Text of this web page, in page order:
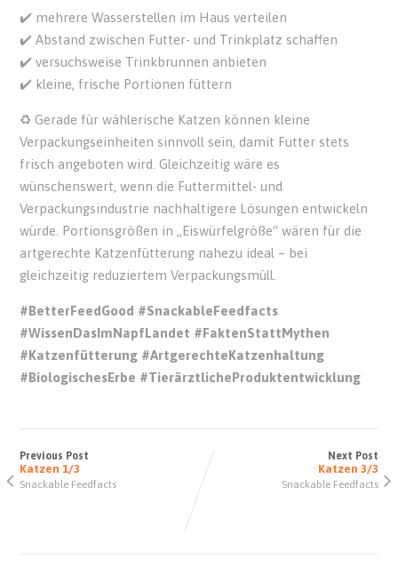
✔️ mehrere Wasserstellen im Haus verteilen
✔️ Abstand zwischen Futter- und Trinkplatz schaffen
✔️ versuchsweise Trinkbrunnen anbieten
✔️ kleine, frische Portionen füttern
♻️ Gerade für wählerische Katzen können kleine
Verpackungseinheiten sinnvoll sein, damit Futter stets
frisch angeboten wird. Gleichzeitig wäre es
wünschenswert, wenn die Futtermittel- und
Verpackungsindustrie nachhaltigere Lösungen entwickeln
würde. Portionsgrößen in „Eiswürfelgröße“ wären für die
artgerechte Katzenfütterung nahezu ideal – bei
gleichzeitig reduziertem Verpackungsmüll.
#BetterFeedGood #SnackableFeedfacts
#WissenDasImNapfLandet #FaktenStattMythen
#Katzenfütterung #ArtgerechteKatzenhaltung
#BiologischesErbe #TierärztlicheProduktentwicklung
Previous Post
Katzen 1/3
Snackable Feedfacts
Next Post
Katzen 3/3
Snackable Feedfacts